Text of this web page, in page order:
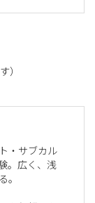
）
・サブカル
。広く、浅
。